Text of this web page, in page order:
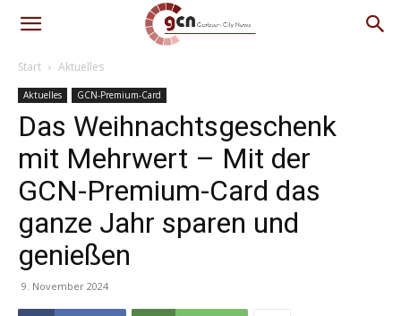
Start Aktuelles
Aktuelles GCN-Premium-Card
Das Weihnachtsgeschenk
mit Mehrwert – Mit der
GCN-Premium-Card das
ganze Jahr sparen und
genießen
9. November 2024